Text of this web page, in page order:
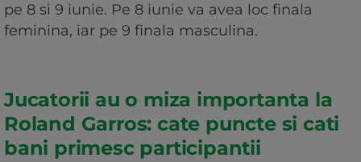
pe 8 si 9 iunie. Pe 8 iunie va avea loc finala
feminina, iar pe 9 finala masculina.
Jucatorii au o miza importanta la
Roland Garros: cate puncte si cati
bani primesc participantii